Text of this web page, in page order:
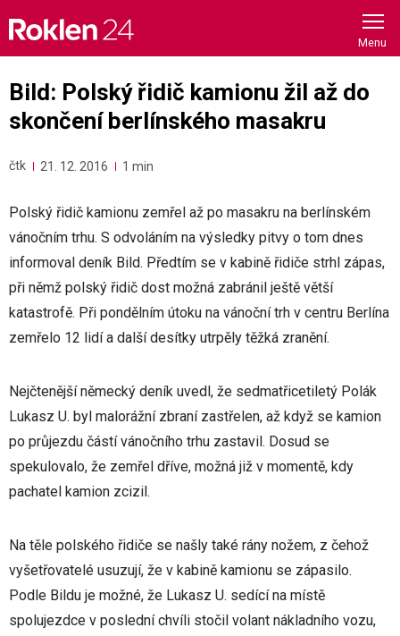
content
Bild: Polský řidič kamionu žil až do
skončení berlínského masakru
čtk 21. 12. 2016 1 min
Polský řidič kamionu zemřel až po masakru na berlínském
vánočním trhu. S odvoláním na výsledky pitvy o tom dnes
informoval deník Bild. Předtím se v kabině řidiče strhl zápas,
při němž polský řidič dost možná zabránil ještě větší
katastrofě. Při pondělním útoku na vánoční trh v centru Berlína
zemřelo 12 lidí a další desítky utrpěly těžká zranění.
Nejčtenější německý deník uvedl, že sedmatřicetiletý Polák
Lukasz U. byl malorážní zbraní zastřelen, až když se kamion
po průjezdu částí vánočního trhu zastavil. Dosud se
spekulovalo, že zemřel dříve, možná již v momentě, kdy
pachatel kamion zcizil.
Na těle polského řidiče se našly také rány nožem, z čehož
vyšetřovatelé usuzují, že v kabině kamionu se zápasilo.
Podle Bildu je možné, že Lukasz U. sedící na místě
spolujezdce v poslední chvíli stočil volant nákladního vozu,